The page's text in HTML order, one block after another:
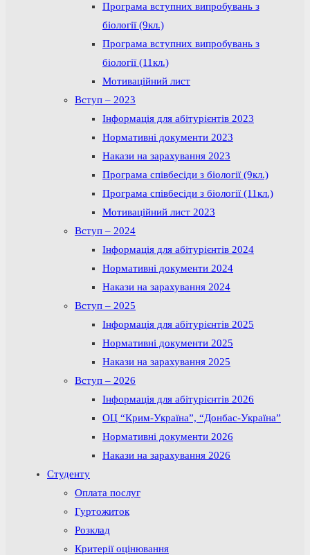
Програма вступних випробувань з
біології (9кл.)
Програма вступних випробувань з
біології (11кл.)
Мотиваційний лист
Вступ – 2023
Інформація для абітурієнтів 2023
Нормативні документи 2023
Накази на зарахування 2023
Програма співбесіди з біології (9кл.)
Програма співбесіди з біології (11кл.)
Мотиваційний лист 2023
Вступ – 2024
Інформація для абітурієнтів 2024
Нормативні документи 2024
Накази на зарахування 2024
Вступ – 2025
Інформація для абітурієнтів 2025
Нормативні документи 2025
Накази на зарахування 2025
Вступ – 2026
Інформація для абітурієнтів 2026
ОЦ “Крим-Україна”, “Донбас-Україна”
Нормативні документи 2026
Накази на зарахування 2026
Студенту
Оплата послуг
Гуртожиток
Розклад
Критерії оцінювання